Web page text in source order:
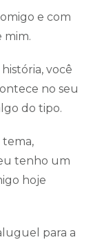
e com
mim.
você
no seu
do tipo.
tema,
tenho um
hoje
para a